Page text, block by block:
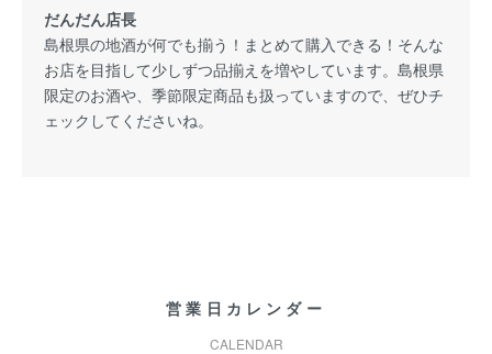
だんだん店長
島根県の地酒が何でも揃う！まとめて購入できる！そんな
お店を目指して少しずつ品揃えを増やしています。島根県
限定のお酒や、季節限定商品も扱っていますので、ぜひチ
ェックしてくださいね。
営業日カレンダー
CALENDAR